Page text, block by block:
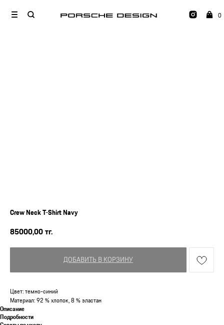
0
Crew Neck T-Shirt Navy
85000,00тг.
ДОБАВИТЬ В КОРЗИНУ
Цвет: темно-синий
Материал: 92 % хлопок, 8 % эластан
Описание
Подробности